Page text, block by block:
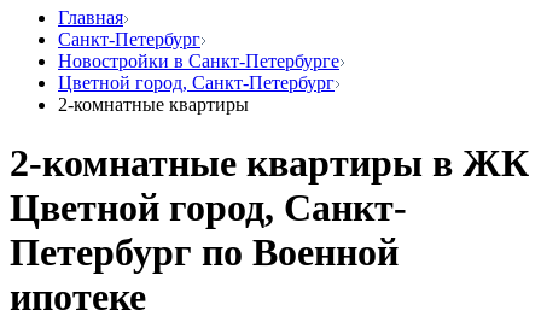
Главная
Санкт-Петербург
Новостройки в Санкт-Петербурге
Цветной город, Санкт-Петербург
2-комнатные квартиры
2-комнатные квартиры в ЖК
Цветной город, Санкт-
Петербург по Военной
ипотеке